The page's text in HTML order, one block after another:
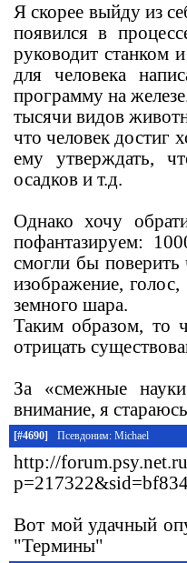
Я скорее выйду из
появился в
руководит станком
для человека
программу на
тысячи видов
что человек достиг
ему утверждать,
осадков и т.д.
Однако хочу
пофантазируем:
смогли бы
изображение,
земного шара.
Таким образом, то
отрицать
За «смежные
внимание, я
[#4690] Псевдоним: Michael
http://
Вот мой удачный
"Термины"